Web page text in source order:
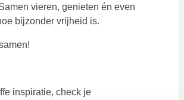
vieren, genieten én even
bijzonder vrijheid is.
inspiratie, check je